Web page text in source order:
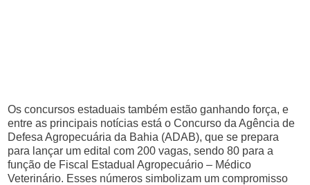
Os concursos estaduais também estão ganhando força, e
entre as principais notícias está o Concurso da Agência de
Defesa Agropecuária da Bahia (ADAB), que se prepara
para lançar um edital com 200 vagas, sendo 80 para a
função de Fiscal Estadual Agropecuário – Médico
Veterinário. Esses números simbolizam um compromisso